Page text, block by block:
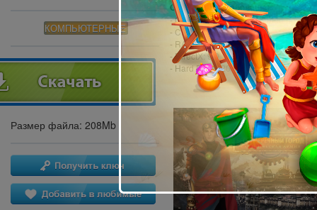
КОМПЬЮТЕРНЫЕ
Размер файла: 208Mb
Системные требования:
- OS: Windows XP или более
- CPU: 1.0 GHz
- RAM: 512 MB
- DirectX: 9.0
- Hard Drive: 200 MB